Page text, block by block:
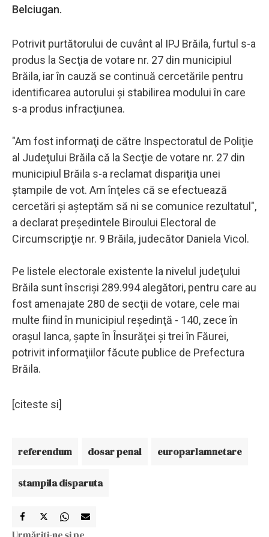
Belciugan.
Potrivit purtătorului de cuvânt al IPJ Brăila, furtul s-a
produs la Secţia de votare nr. 27 din municipiul
Brăila, iar în cauză se continuă cercetările pentru
identificarea autorului şi stabilirea modului în care
s-a produs infracţiunea.
"Am fost informaţi de către Inspectoratul de Poliţie
al Judeţului Brăila că la Secţie de votare nr. 27 din
municipiul Brăila s-a reclamat dispariţia unei
ştampile de vot. Am înţeles că se efectuează
cercetări şi aşteptăm să ni se comunice rezultatul",
a declarat preşedintele Biroului Electoral de
Circumscripţie nr. 9 Brăila, judecător Daniela Vicol.
Pe listele electorale existente la nivelul judeţului
Brăila sunt înscrişi 289.994 alegători, pentru care au
fost amenajate 280 de secţii de votare, cele mai
multe fiind în municipiul reşedinţă - 140, zece în
oraşul Ianca, şapte în Însurăţei şi trei în Făurei,
potrivit informaţiilor făcute publice de Prefectura
Brăila.
[citeste si]
referendum dosar penal europarlamnetare
stampila disparuta
Urmăriți-ne și pe